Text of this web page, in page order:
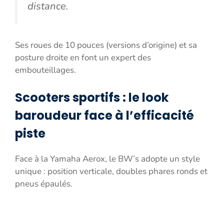
distance.
Ses roues de 10 pouces (versions d’origine) et sa
posture droite en font un expert des
embouteillages.
Scooters sportifs : le look
baroudeur face à l’efficacité
piste
Face à la Yamaha Aerox, le BW’s adopte un style
unique : position verticale, doubles phares ronds et
pneus épaulés.